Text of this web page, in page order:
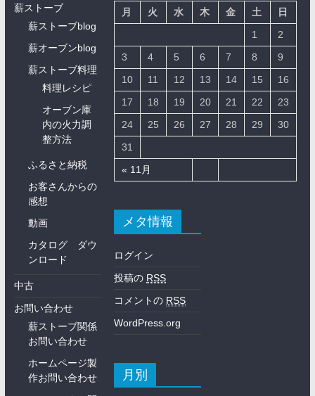
薪ストーブ
薪ストーブblog
薪オーブンblog
薪ストーブ料理
料理レシピ
オーブン庫
内の火力調
整方法
ふるさと納税
お客さんからの
感想
動画
カタログ ダウ
ンロード
中古
お問い合わせ
薪ストーブ関係
お問い合わせ
ホームページ製
作お問い合わせ
月
火 水 木 金 土 日
« 11月
1
2
3
4 5 6 7 8
9
10
11 12 13 14 15
16
17
18 19 20 21 22
23
24
25 26 27 28 29
30
31
メタ情報
ログイン
投稿の RSS
コメントの RSS
WordPress.org
月別